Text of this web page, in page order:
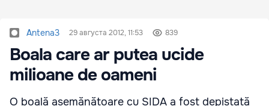
Antena3 29 августа 2012, 11:53 839
Boala care ar putea ucide
milioane de oameni
O boală asemănătoare cu SIDA a fost depistată